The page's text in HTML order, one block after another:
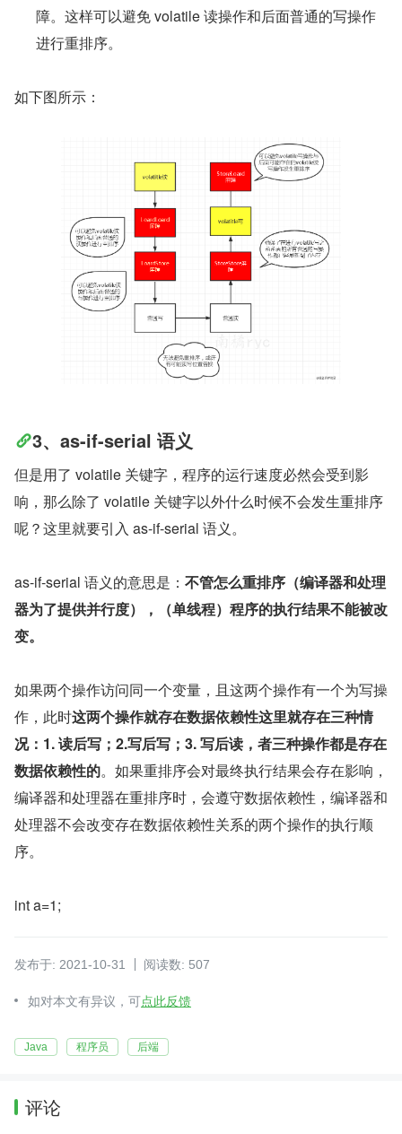
障。这样可以避免 volatile 读操作和后面普通的写操作
进行重排序。
如下图所示：
3、as-if-serial 语义
但是用了 volatile 关键字，程序的运行速度必然会受到影
响，那么除了 volatile 关键字以外什么时候不会发生重排序
呢？这里就要引入 as-if-serial 语义。
as-if-serial 语义的意思是： 不管怎么重排序（编译器和处理
器为了提供并行度），（单线程）程序的执行结果不能被改
变。
如果两个操作访问同一个变量，且这两个操作有一个为写操
作，此时这两个操作就存在数据依赖性这里就存在三种情
况：1. 读后写；2.写后写；3. 写后读，者三种操作都是存在
数据依赖性的。如果重排序会对最终执行结果会存在影响，
编译器和处理器在重排序时，会遵守数据依赖性，编译器和
处理器不会改变存在数据依赖性关系的两个操作的执行顺
序。
int a=1;
发布于: 2021-10-31 阅读数: 507
如对本文有异议，可点此反馈
Java 程序员 后端
评论